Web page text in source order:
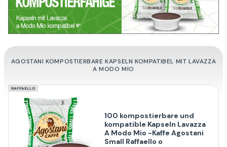
AGOSTANI KOMPOSTIERBARE KAPSELN KOMPATIBEL MIT LAVAZZA
A MODO MIO
RAFFAELLO
100 kompostierbare und
kompatible Kapseln Lavazza
A Modo Mio -Kaffe Agostani
Small Raffaello o